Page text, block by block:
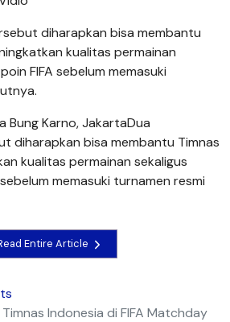
diharapkan bisa membantu
kualitas permainan
FIFA sebelum memasuki
Bung Karno, JakartaDua
diharapkan bisa membantu Timnas
kualitas permainan sekaligus
memasuki turnamen resmi
Entire Article
Indonesia di FIFA Matchday